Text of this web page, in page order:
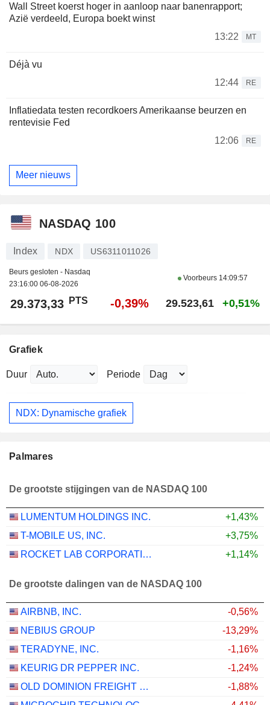
Wall Street koerst hoger in aanloop naar banenrapport;
Azië verdeeld, Europa boekt winst
13:22
MT
Déjà vu
12:44
RE
Inflatiedata testen recordkoers Amerikaanse beurzen en
rentevisie Fed
12:06
RE
Meer nieuws
NASDAQ 100
Index NDX US6311011026
Beurs gesloten - Nasdaq
23:16:00 06-08-2026
Voorbeurs 14:09:57
29.373,33 PTS -0,39% 29.523,61 +0,51%
Grafiek
Duur Periode
NDX: Dynamische grafiek
Palmares
De grootste stijgingen van de NASDAQ 100
LUMENTUM HOLDINGS INC.
+1,43%
T-MOBILE US, INC.
+3,75%
ROCKET LAB CORPORATION
+1,14%
De grootste dalingen van de NASDAQ 100
AIRBNB, INC.
-0,56%
NEBIUS GROUP
-13,29%
TERADYNE, INC.
-1,16%
KEURIG DR PEPPER INC.
-1,24%
OLD DOMINION FREIGHT LINE, INC.
-1,88%